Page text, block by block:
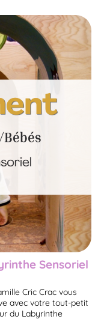
Sensoriel
Cric Crac vous
avec votre tout-petit
du Labyrinthe